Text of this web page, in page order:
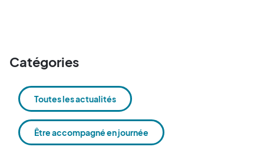
Catégories
Toutes les actualités
Être accompagné en journée